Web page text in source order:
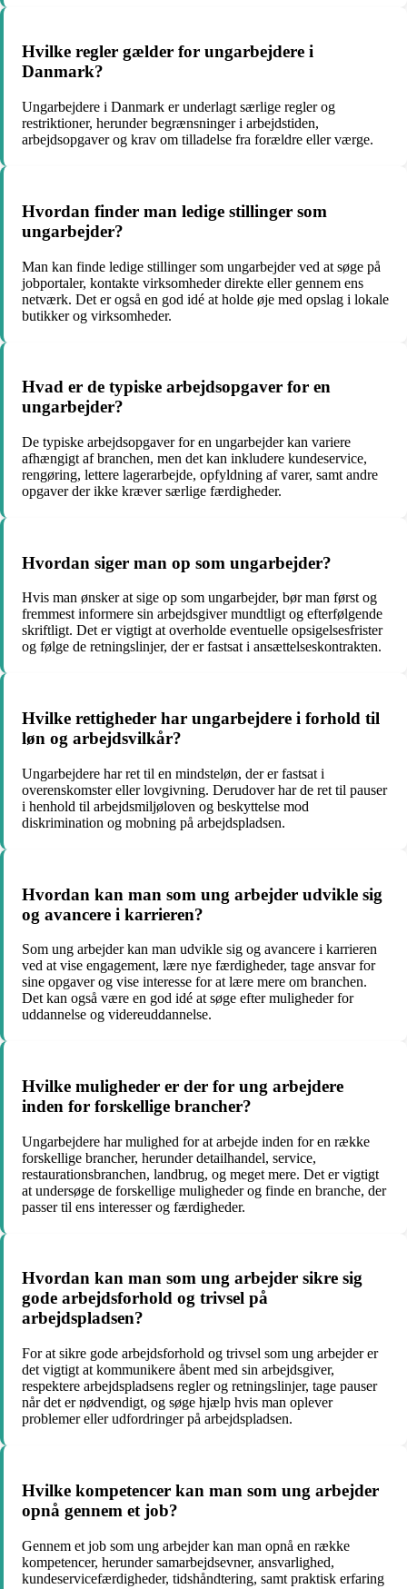
Hvilke regler gælder for ungarbejdere i
Danmark?
Ungarbejdere i Danmark er underlagt særlige regler og
restriktioner, herunder begrænsninger i arbejdstiden,
arbejdsopgaver og krav om tilladelse fra forældre eller værge.
Hvordan finder man ledige stillinger som
ungarbejder?
Man kan finde ledige stillinger som ungarbejder ved at søge på
jobportaler, kontakte virksomheder direkte eller gennem ens
netværk. Det er også en god idé at holde øje med opslag i lokale
butikker og virksomheder.
Hvad er de typiske arbejdsopgaver for en
ungarbejder?
De typiske arbejdsopgaver for en ungarbejder kan variere
afhængigt af branchen, men det kan inkludere kundeservice,
rengøring, lettere lagerarbejde, opfyldning af varer, samt andre
opgaver der ikke kræver særlige færdigheder.
Hvordan siger man op som ungarbejder?
Hvis man ønsker at sige op som ungarbejder, bør man først og
fremmest informere sin arbejdsgiver mundtligt og efterfølgende
skriftligt. Det er vigtigt at overholde eventuelle opsigelsesfrister
og følge de retningslinjer, der er fastsat i ansættelseskontrakten.
Hvilke rettigheder har ungarbejdere i forhold til
løn og arbejdsvilkår?
Ungarbejdere har ret til en mindsteløn, der er fastsat i
overenskomster eller lovgivning. Derudover har de ret til pauser
i henhold til arbejdsmiljøloven og beskyttelse mod
diskrimination og mobning på arbejdspladsen.
Hvordan kan man som ung arbejder udvikle sig
og avancere i karrieren?
Som ung arbejder kan man udvikle sig og avancere i karrieren
ved at vise engagement, lære nye færdigheder, tage ansvar for
sine opgaver og vise interesse for at lære mere om branchen.
Det kan også være en god idé at søge efter muligheder for
uddannelse og videreuddannelse.
Hvilke muligheder er der for ung arbejdere
inden for forskellige brancher?
Ungarbejdere har mulighed for at arbejde inden for en række
forskellige brancher, herunder detailhandel, service,
restaurationsbranchen, landbrug, og meget mere. Det er vigtigt
at undersøge de forskellige muligheder og finde en branche, der
passer til ens interesser og færdigheder.
Hvordan kan man som ung arbejder sikre sig
gode arbejdsforhold og trivsel på
arbejdspladsen?
For at sikre gode arbejdsforhold og trivsel som ung arbejder er
det vigtigt at kommunikere åbent med sin arbejdsgiver,
respektere arbejdspladsens regler og retningslinjer, tage pauser
når det er nødvendigt, og søge hjælp hvis man oplever
problemer eller udfordringer på arbejdspladsen.
Hvilke kompetencer kan man som ung arbejder
opnå gennem et job?
Gennem et job som ung arbejder kan man opnå en række
kompetencer, herunder samarbejdsevner, ansvarlighed,
kundeservicefærdigheder, tidshåndtering, samt praktisk erfaring